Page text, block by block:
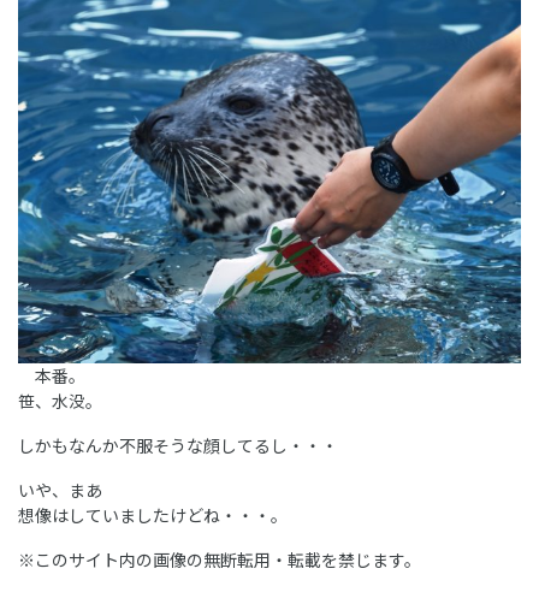
本番。
笹、水没。
しかもなんか不服そうな顔してるし・・・
いや、まあ
想像はしていましたけどね・・・。
※このサイト内の画像の無断転用・転載を禁じます。